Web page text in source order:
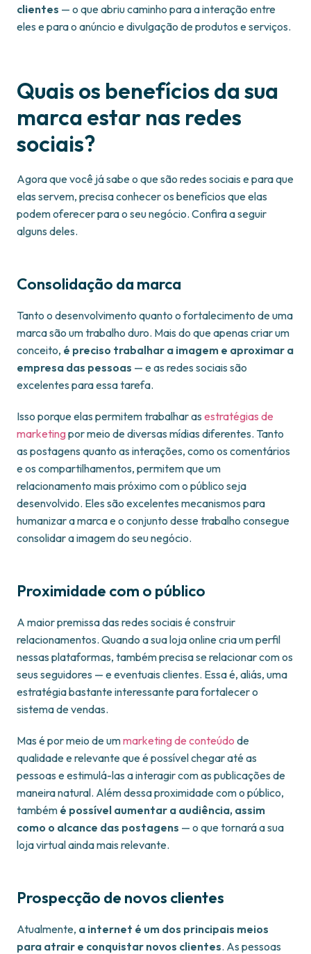
clientes — o que abriu caminho para a interação entre
eles e para o anúncio e divulgação de produtos e serviços.
Quais os benefícios da sua
marca estar nas redes
sociais?
Agora que você já sabe o que são redes sociais e para que
elas servem, precisa conhecer os benefícios que elas
podem oferecer para o seu negócio. Confira a seguir
alguns deles.
Consolidação da marca
Tanto o desenvolvimento quanto o fortalecimento de uma
marca são um trabalho duro. Mais do que apenas criar um
conceito, é preciso trabalhar a imagem e aproximar a
empresa das pessoas — e as redes sociais são
excelentes para essa tarefa.
Isso porque elas permitem trabalhar as estratégias de
marketingpor meio de diversas mídias diferentes. Tanto
as postagens quanto as interações, como os comentários
e os compartilhamentos, permitem que um
relacionamento mais próximo com o público seja
desenvolvido. Eles são excelentes mecanismos para
humanizar a marca e o conjunto desse trabalho consegue
consolidar a imagem do seu negócio.
Proximidade com o público
A maior premissa das redes sociais é construir
relacionamentos. Quando a sua loja online cria um perfil
nessas plataformas, também precisa se relacionar com os
seus seguidores — e eventuais clientes. Essa é, aliás, uma
estratégia bastante interessante para fortalecer o
sistema de vendas.
Mas é por meio de ummarketing de conteúdo de
qualidade e relevante que é possível chegar até as
pessoas e estimulá-las a interagir com as publicações de
maneira natural. Além dessa proximidade com o público,
também é possível aumentar a audiência, assim
como o alcance das postagens — o que tornará a sua
loja virtual ainda mais relevante.
Prospecção de novos clientes
Atualmente, a internet é um dos principais meios
para atrair e conquistar novos clientes. As pessoas